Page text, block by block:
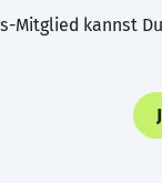
Mitglied kannst